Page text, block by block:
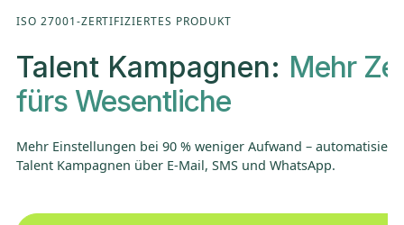
ISO 27001-ZERTIFIZIERTES PRODUKT
Talent Kampagnen: Mehr
fürs Wesentliche
Mehr Einstellungen bei 90 % weniger Aufwand – automatisierte
Talent Kampagnen über E-Mail, SMS und WhatsApp.